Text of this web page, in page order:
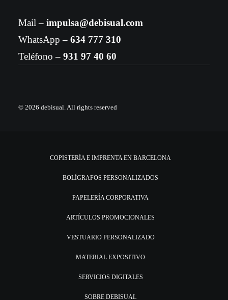
Mail – impulsa@debisual.com
WhatsApp – 634 777 310
Teléfono – 931 97 40 60
© 2026 debisual.All rights reserved
COPISTERÍA E IMPRENTA EN BARCELONA
BOLÍGRAFOS PERSONALIZADOS
PAPELERÍA CORPORATIVA
ARTÍCULOS PROMOCIONALES
VESTUARIO PERSONALIZADO
MATERIAL EXPOSITIVO
SERVICIOS DIGITALES
SOBRE DEBISUAL